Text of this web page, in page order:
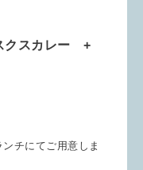
クスカレー +
チにてご用意しま